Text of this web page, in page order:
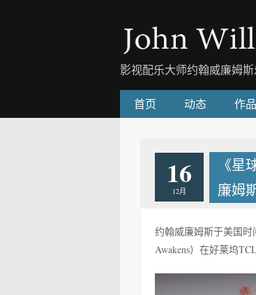
影视配乐大师约翰威廉姆
首页 动态 作品
16
12月
《
廉姆
约翰威廉姆斯于美国时
Awakens）在好莱坞